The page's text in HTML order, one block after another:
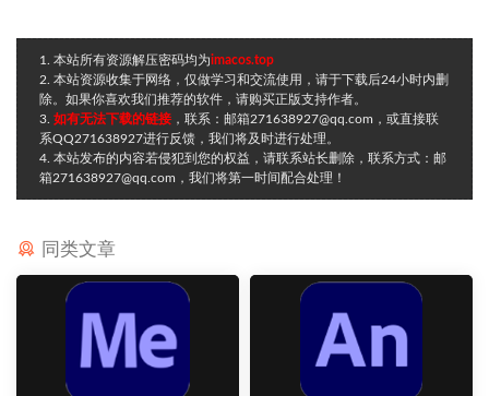
1. 本站所有资源解压密码均为imacos.top
2. 本站资源收集于网络，仅做学习和交流使用，请于下载后24小时内删
除。如果你喜欢我们推荐的软件，请购买正版支持作者。
3. 如有无法下载的链接 ，联系：邮箱271638927@qq.com，或直接联
系QQ271638927进行反馈，我们将及时进行处理。
4. 本站发布的内容若侵犯到您的权益，请联系站长删除，联系方式：邮
箱271638927@qq.com，我们将第一时间配合处理！
同类文章